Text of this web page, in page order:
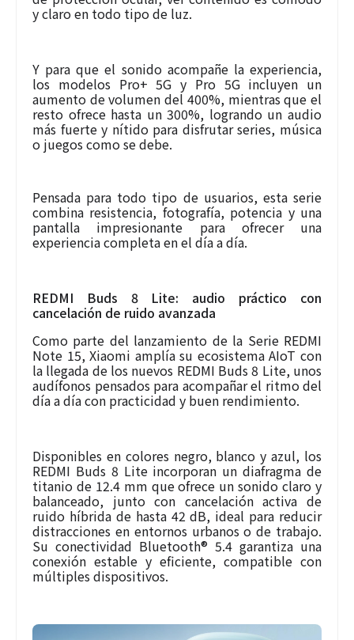
y claro en todo tipo de luz.
Y para que el sonido acompañe la experiencia,
los modelos Pro+ 5G y Pro 5G incluyen un
aumento de volumen del 400%, mientras que el
resto ofrece hasta un 300%, logrando un audio
más fuerte y nítido para disfrutar series, música
o juegos como se debe.
Pensada para todo tipo de usuarios, esta serie
combina resistencia, fotografía, potencia y una
pantalla impresionante para ofrecer una
experiencia completa en el día a día.
REDMI Buds 8 Lite: audio práctico con
cancelación de ruido avanzada
Como parte del lanzamiento de la Serie REDMI
Note 15, Xiaomi amplía su ecosistema AIoT con
la llegada de los nuevos REDMI Buds 8 Lite, unos
audífonos pensados para acompañar el ritmo del
día a día con practicidad y buen rendimiento.
Disponibles en colores negro, blanco y azul, los
REDMI Buds 8 Lite incorporan un diafragma de
titanio de 12.4 mm que ofrece un sonido claro y
balanceado, junto con cancelación activa de
ruido híbrida de hasta 42 dB, ideal para reducir
distracciones en entornos urbanos o de trabajo.
Su conectividad Bluetooth® 5.4 garantiza una
conexión estable y eficiente, compatible con
múltiples dispositivos.